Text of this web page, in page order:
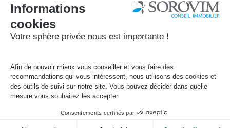
Sorovim 2022 Mentions légales Politique de confidentialité
Site réalisé par
Français